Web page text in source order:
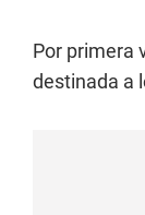
Por primera
destinada a